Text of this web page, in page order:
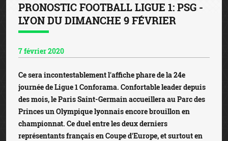
PRONOSTIC FOOTBALL LIGUE 1: PSG -
LYON DU DIMANCHE 9 FÉVRIER
7 février 2020
Ce sera incontestablement l'affiche phare de la 24e
journée de Ligue 1 Conforama. Confortable leader depuis
des mois, le Paris Saint-Germain accueillera au Parc des
Princes un Olympique lyonnais encore brouillon en
championnat. Ce duel entre les deux derniers
représentants français en Coupe d'Europe, et surtout en